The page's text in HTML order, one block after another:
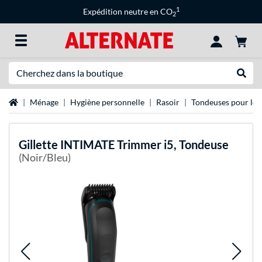
Expédition neutre en CO2
1
Page d'accueil
Ménage Hygiène personnelle Rasoir Tondeuses pour le
Gillette INTIMATE Trimmer i5, Tondeuse
(Noir/Bleu)